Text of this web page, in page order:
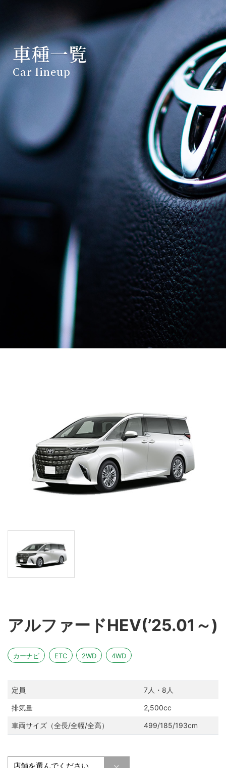
車種一覧
Car lineup
アルファードHEV(’25.01～)
カーナビ ETC 2WD 4WD
定員 7人・8人
排気量 2,500cc
車両サイズ（全長/全幅/全高） 499/185/193cm